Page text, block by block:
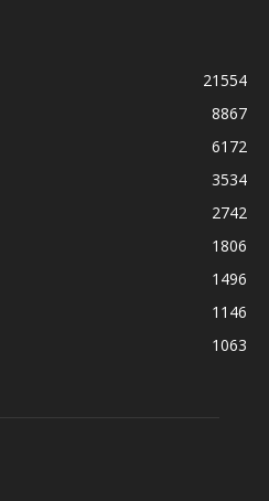
21554
8867
6172
3534
2742
1806
1496
1146
1063